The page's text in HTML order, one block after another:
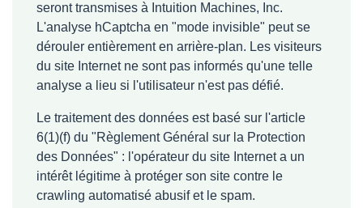
seront transmises à Intuition Machines, Inc.
L'analyse hCaptcha en "mode invisible" peut se
dérouler entièrement en arrière-plan. Les visiteurs
du site Internet ne sont pas informés qu'une telle
analyse a lieu si l'utilisateur n'est pas défié.
Le traitement des données est basé sur l'article
6(1)(f) du "Règlement Général sur la Protection
des Données" : l'opérateur du site Internet a un
intérêt légitime à protéger son site contre le
crawling automatisé abusif et le spam.